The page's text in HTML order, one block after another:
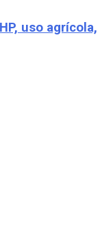
uso agrícola,